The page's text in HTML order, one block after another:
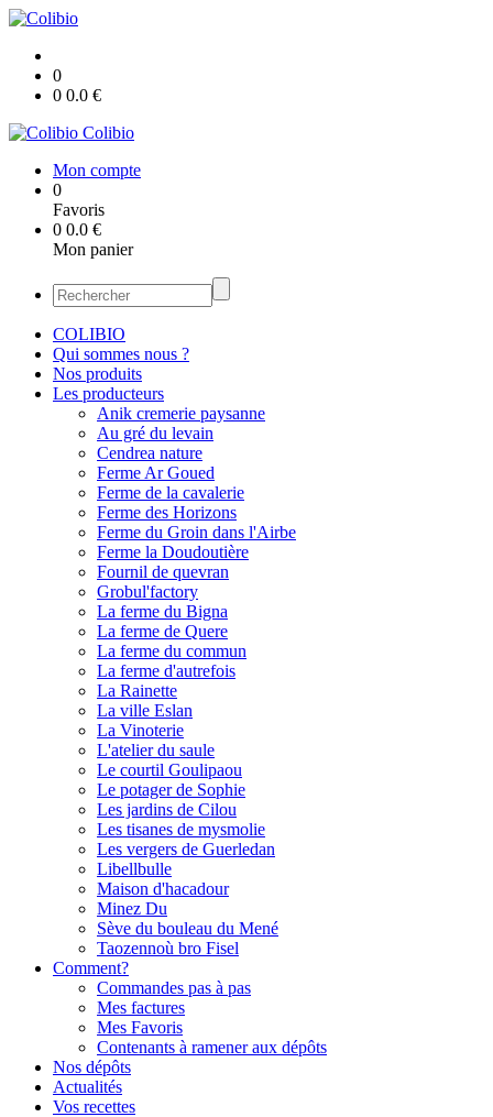
0
0 0.0 €
Colibio
Mon compte
0
Favoris
0 0.0 €
Mon panier
COLIBIO
Qui sommes nous ?
Nos produits
Les producteurs
Anik cremerie paysanne
Au gré du levain
Cendrea nature
Ferme Ar Goued
Ferme de la cavalerie
Ferme des Horizons
Ferme du Groin dans l'Airbe
Ferme la Doudoutière
Fournil de quevran
Grobul'factory
La ferme du Bigna
La ferme de Quere
La ferme du commun
La ferme d'autrefois
La Rainette
La ville Eslan
La Vinoterie
L'atelier du saule
Le courtil Goulipaou
Le potager de Sophie
Les jardins de Cilou
Les tisanes de mysmolie
Les vergers de Guerledan
Libellbulle
Maison d'hacadour
Minez Du
Sève du bouleau du Mené
Taozennoù bro Fisel
Comment?
Commandes pas à pas
Mes factures
Mes Favoris
Contenants à ramener aux dépôts
Nos dépôts
Actualités
Vos recettes